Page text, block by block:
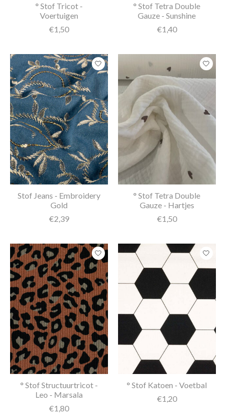
° Stof Tricot -
Voertuigen
€1,50
° Stof Tetra Double
Gauze - Sunshine
€1,40
Stof Jeans - Embroidery
Gold
€2,39
° Stof Tetra Double
Gauze - Hartjes
€1,50
° Stof Structuurtricot -
Leo - Marsala
€1,80
° Stof Katoen - Voetbal
€1,20